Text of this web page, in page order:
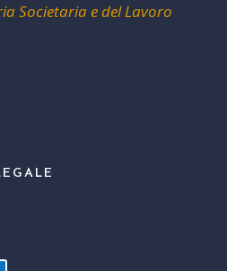
Societaria e del Lavoro